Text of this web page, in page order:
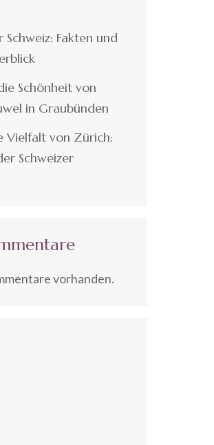
Fakten und
Schönheit von
in Graubünden
Vielfalt von Zürich:
Schweizer
vorhanden.